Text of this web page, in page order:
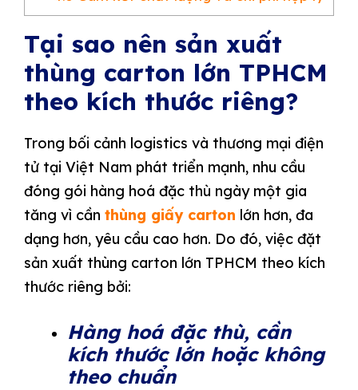
Tại sao nên sản xuất
thùng carton lớn TPHCM
theo kích thước riêng?
Trong bối cảnh logistics và thương mại điện
tử tại Việt Nam phát triển mạnh, nhu cầu
đóng gói hàng hoá đặc thù ngày một gia
tăng vì cần thùng giấy carton lớn hơn, đa
dạng hơn, yêu cầu cao hơn. Do đó, việc đặt
sản xuất thùng carton lớn TPHCM theo kích
thước riêng bởi:
Hàng hoá đặc thù, cần
kích thước lớn hoặc không
theo chuẩn